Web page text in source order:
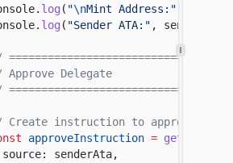
log ( "\nMint Address:"
log ( "Sender ATA:" , senderAta);
Delegate
Create instruction to approve
approveInstruction =
source: senderAta,